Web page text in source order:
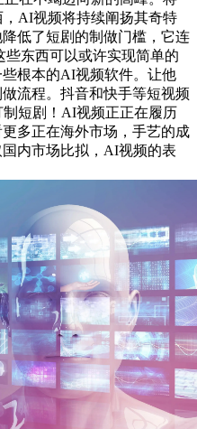
AI视频将持续阐扬其奇特
低了短剧的制做门槛，它连
东西可以或许实现简单的
根本的AI视频软件。让他
流程。抖音和快手等短视频
短剧！AI视频正正在履历
多正在海外市场，手艺的成
内市场比拟，AI视频的表